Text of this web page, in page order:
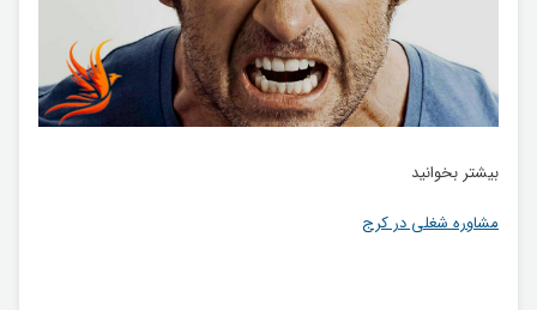
بیشتر بخوانید
مشاوره شغلی در کرج